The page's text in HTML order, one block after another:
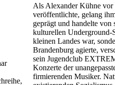
Als Alexander Kühne vor
veröffentlichte, gelang
geprägt und handelte
kulturellen Underground-
kleinen Landes war,
Brandenburg agierte,
sein Jugendclub
Konzerte der
firmierenden Musiker.